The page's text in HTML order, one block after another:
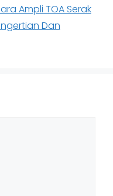
Ampli TOA Serak
Dan